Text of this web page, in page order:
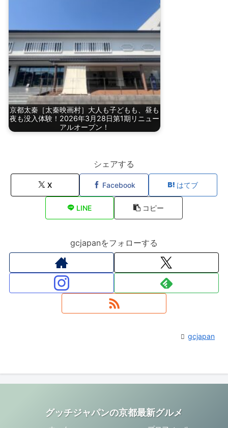
京都太秦［太秦映画村］大人も子どもも、昼も
夜も没入体験！2026年3月28日第1期リニュー
アルオープン！
シェアする
X Facebook はてブ
LINE コピー
gcjapanをフォローする
gcjapan
グッチジャパンの京都最新グルメ